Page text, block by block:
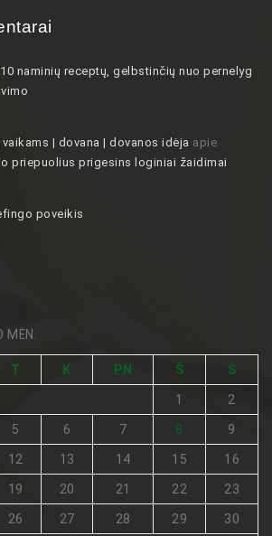
10 naminių receptų, gelbstinčių nuo pernelyg
| dovana | dovanos idėja apie
priepuolius prigesins loginiai žaidimai
poveikis
T K PN Š S
1 2
5 6 7 8 9
12 13 14 15 16
19 20 21 22 23
26 27 28 29 30